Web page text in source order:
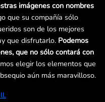
imágenes con nombres
que su compañía sólo
son de los mejores
que disfrutarlo. Podemos
que no sólo contará con
elegir los elementos que
aún más maravilloso.